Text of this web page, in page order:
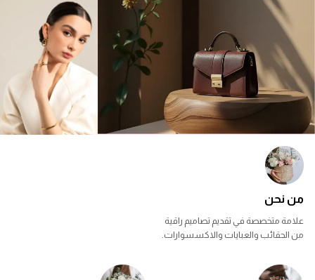
من نحن
علامة متخصصة في تقديم تصاميم راقية
من الحقائب والعبايات والاكسسوارات.